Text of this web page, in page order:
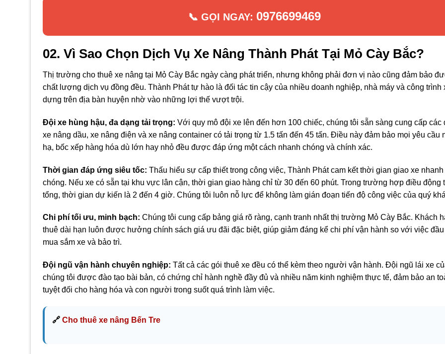
📞 GỌI NGAY: 0976699469
02. Vì Sao Chọn Dịch Vụ Xe Nâng Thành Phát Tại Mỏ Cày Bắc?
Thị trường cho thuê xe nâng tại Mỏ Cày Bắc ngày càng phát triển, nhưng không phải đơn vị nào cũng đảm bảo
chất lượng dịch vụ đồng đều. Thành Phát tự hào là đối tác tin cậy của nhiều doanh nghiệp, nhà máy và công trình
dựng trên địa bàn huyện nhờ vào những lợi thế vượt trội.
Đội xe hùng hậu, đa dạng tải trọng: Với quy mô đội xe lên đến hơn 100 chiếc, chúng tôi sẵn sàng cung cấp các
xe nâng dầu, xe nâng điện và xe nâng container có tải trọng từ 1.5 tấn đến 45 tấn. Điều này đảm bảo mọi yêu cầu
hạ, bốc xếp hàng hóa dù lớn hay nhỏ đều được đáp ứng một cách nhanh chóng và chính xác.
Thời gian đáp ứng siêu tốc: Thấu hiểu sự cấp thiết trong công việc, Thành Phát cam kết thời gian giao xe nhanh
chóng. Nếu xe có sẵn tại khu vực lân cận, thời gian giao hàng chỉ từ 30 đến 60 phút. Trong trường hợp điều động
tổng, thời gian dự kiến là 2 đến 4 giờ. Chúng tôi luôn nỗ lực để không làm gián đoạn tiến độ công việc của quý
Chi phí tối ưu, minh bạch: Chúng tôi cung cấp bảng giá rõ ràng, cạnh tranh nhất thị trường Mỏ Cày Bắc. Khách
thuê dài hạn luôn được hưởng chính sách giá ưu đãi đặc biệt, giúp giảm đáng kể chi phí vận hành so với việc
mua sắm xe và bảo trì.
Đội ngũ vận hành chuyên nghiệp: Tất cả các gói thuê xe đều có thể kèm theo người vận hành. Đội ngũ lái xe
chúng tôi được đào tạo bài bản, có chứng chỉ hành nghề đầy đủ và nhiều năm kinh nghiệm thực tế, đảm bảo an
tuyệt đối cho hàng hóa và con người trong suốt quá trình làm việc.
🔗 Cho thuê xe nâng Bến Tre